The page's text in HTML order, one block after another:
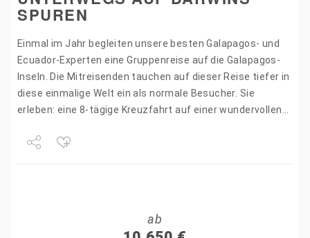
SPUREN
Einmal im Jahr begleiten unsere besten Galapagos- und
Ecuador-Experten eine Gruppenreise auf die Galapagos-
Inseln. Die Mitreisenden tauchen auf dieser Reise tiefer in
diese einmalige Welt ein als normale Besucher. Sie
erleben: eine 8-tägige Kreuzfahrt auf einer wundervollen
ab